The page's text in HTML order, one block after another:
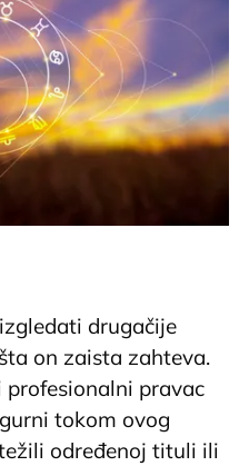
drugačije
on zaista zahteva.
profesionalni pravac
tokom ovog
određenoj tituli ili